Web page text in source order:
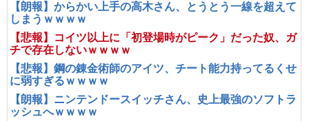
【朗報】からかい上手の高木さん、とうとう一線を超えて
しまうｗｗｗｗ
【悲報】コイツ以上に「初登場時がピーク」だった奴、ガ
チで存在しないｗｗｗｗ
【悲報】鋼の錬金術師のアイツ、チート能力持ってるくせ
に弱すぎるｗｗｗｗ
【朗報】ニンテンドースイッチさん、史上最強のソフトラ
ッシュへｗｗｗｗ